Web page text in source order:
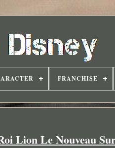
FRANCHISE
Lion Le Nouveau